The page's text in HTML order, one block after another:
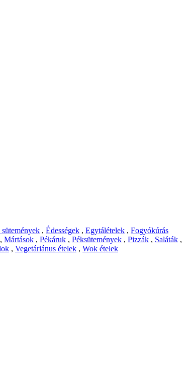
sütemények , Édességek , Egytálételek , Fogyókúrás
, Mártások , Pékáruk , Péksütemények , Pizzák , Saláták ,
, Vegetáriánus ételek , Wok ételek